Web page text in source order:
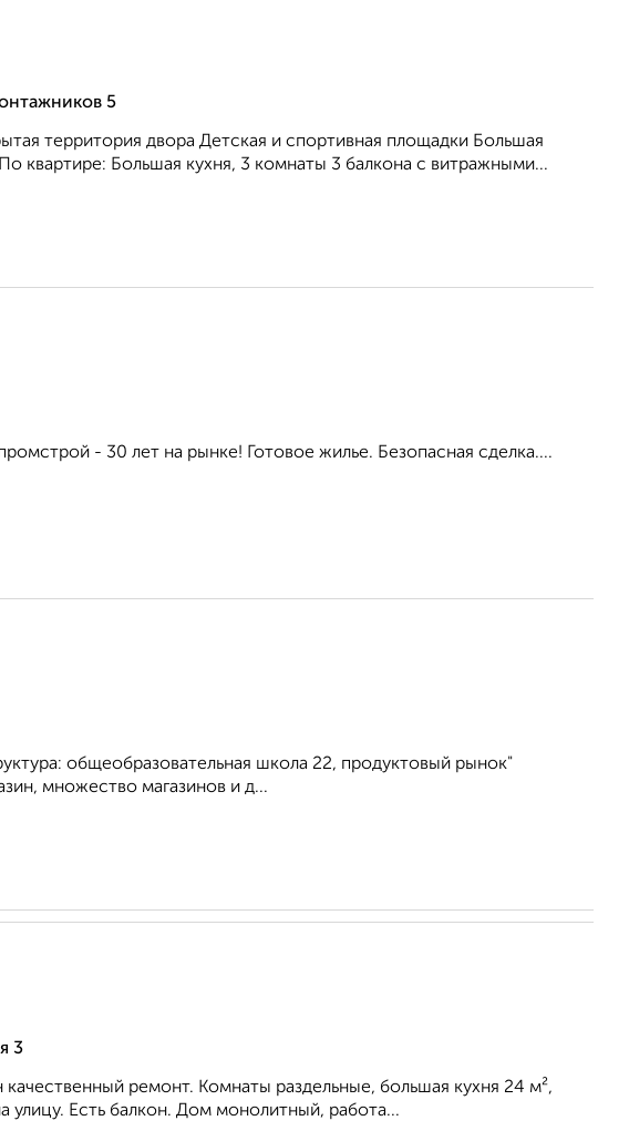
5
территория двора Детская и спортивная площадки Большая
квартире: Большая кухня, 3 комнаты 3 балкона с витражными...
- 30 лет на рынке! Готовое жилье. Безопасная сделка....
общеобразовательная школа 22, продуктовый рынок"
множество магазинов и д...
3
ремонт. Комнаты раздельные, большая кухня 24 м²,
Есть балкон. Дом монолитный, работа...